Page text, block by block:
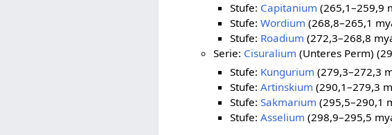
Stufe: Capitanium (265,1–259,9
Stufe:Wordium (268,8–265,1
Stufe: Roadium (272,3–268,8
Serie: Cisuralium (Unteres Perm)
Stufe: Kungurium (279,3–272,3
Stufe:Artinskium (290,1–279,3
Stufe:Sakmarium (295,5–290,1
Stufe:Asselium (298,9–295,5